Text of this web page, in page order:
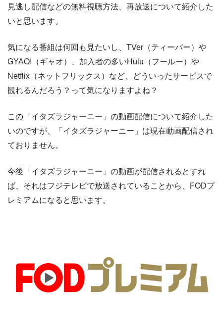
見逃し配信などの無料視聴方法、再放送について紹介した
いと思います。
気になる番組は何回も見たいし、TVer（ティーバー）や
GYAO!（ギャオ）、加入者の多いHulu（フールー）や
Netflix（ネットフリックス）など、どういったサービスで
観れるんだろう？って気になりますよね？
この「イタズラジャーニー」の動画配信について紹介した
いのですが、「イタズラジャーニー」は現在動画配信され
ておりません。
今後「イタズラジャーニー」の動画が配信されるとすれ
ば、それはフジテレビで放送されていることから、FODプ
レミアムになると思います。